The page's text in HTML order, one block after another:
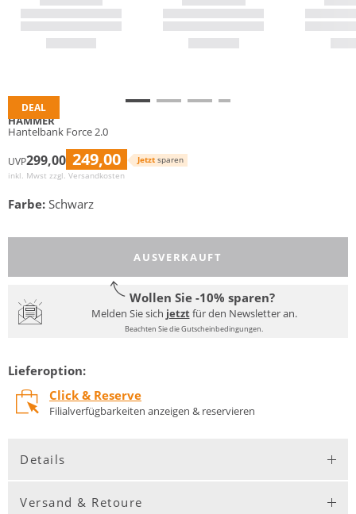
DEAL
HAMMER
Hantelbank Force 2.0
UVP299,00 249,00 Jetzt sparen
inkl. Mwst zzgl. Versandkosten
Farbe: Schwarz
AUSVERKAUFT
Wollen Sie -10% sparen?
Melden Sie sich jetztfür den Newsletter an.
Beachten Sie die Gutscheinbedingungen.
Lieferoption:
Click & Reserve
Filialverfügbarkeiten anzeigen & reservieren
Details
Versand & Retoure